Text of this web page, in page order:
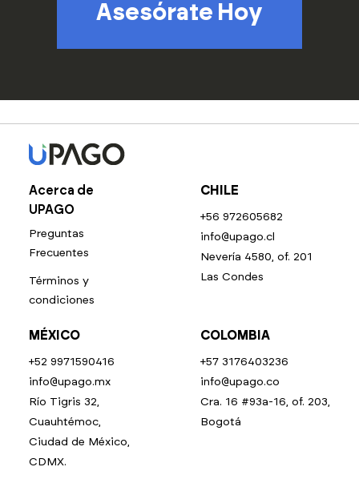
Asesórate Hoy
Acerca de
UPAGO
Preguntas
Frecuentes
Términos y
condiciones
CHILE
+56 972605682
info@upago.cl
Nevería 4580, of. 201
Las Condes
MÉXICO
+52 9971590416
info@upago.mx
Río Tigris 32,
Cuauhtémoc,
Ciudad de México,
CDMX.
COLOMBIA
+57 3176403236
info@upago.co
Cra. 16 #93a-16, of. 203,
Bogotá